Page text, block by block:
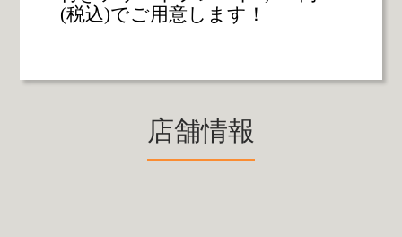
(税込)でご用意します！
店舗情報